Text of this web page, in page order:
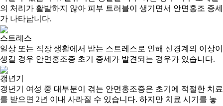
의 처리가 활발하지 않아 피부 트러블이 생기면서 안면홍조 증세
가 나타납니다.
스트레스
일상 또는 직장 생활에서 받는 스트레스로 인해 신경계의 이상이
생길 경우 안면홍조증 초기 증세가 발견되는 경우가 있습니다.
갱년기
갱년기 여성 중 대부분이 겪는 안면홍조증은 초기에 적절한 치료
를 받으면 2년 이내 사라질 수 있습니다. 하지만 치료 시기를 놓